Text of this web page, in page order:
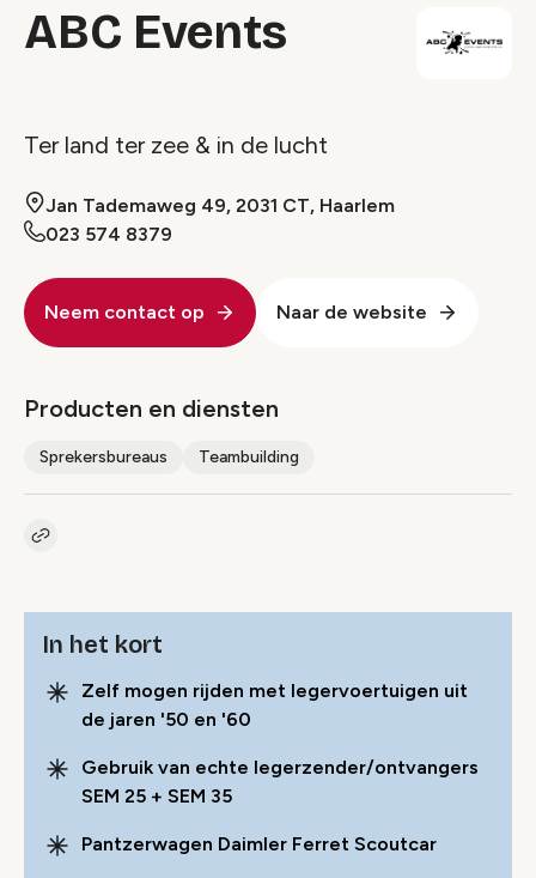
ABC Events
Ter land ter zee & in de lucht
Jan Tademaweg 49, 2031 CT, Haarlem
023 574 8379
Neem contact op Naar de website
Producten en diensten
Sprekersbureaus Teambuilding
Kopieer link naar pagina
In het kort
Zelf mogen rijden met legervoertuigen uit
de jaren '50 en '60
Gebruik van echte legerzender/ontvangers
SEM 25 + SEM 35
Pantzerwagen Daimler Ferret Scoutcar